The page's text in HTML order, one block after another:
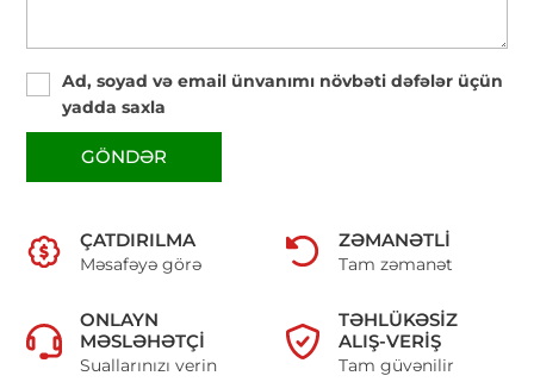
Ad, soyad və email ünvanımı növbəti dəfələr üçün
yadda saxla
GÖNDƏR
ÇATDIRILMA
Məsafəyə görə
ZƏMANƏTLI
Tam zəmanət
ONLAYN
MƏSLƏHƏTÇI
Suallarınızı verin
TƏHLÜKƏSIZ
ALIŞ-VERIŞ
Tam güvənilir